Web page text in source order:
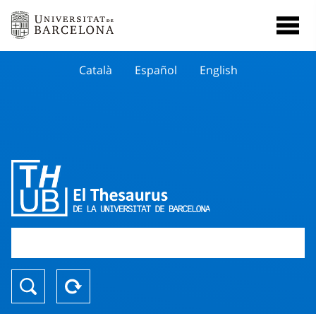
Català Español English